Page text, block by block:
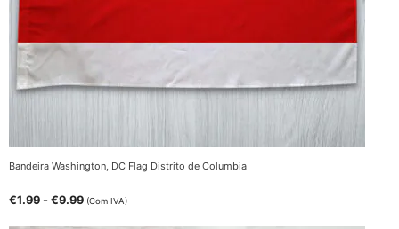
Bandeira Washington, DC Flag Distrito de Columbia
€1.99 - €9.99 (Com IVA)